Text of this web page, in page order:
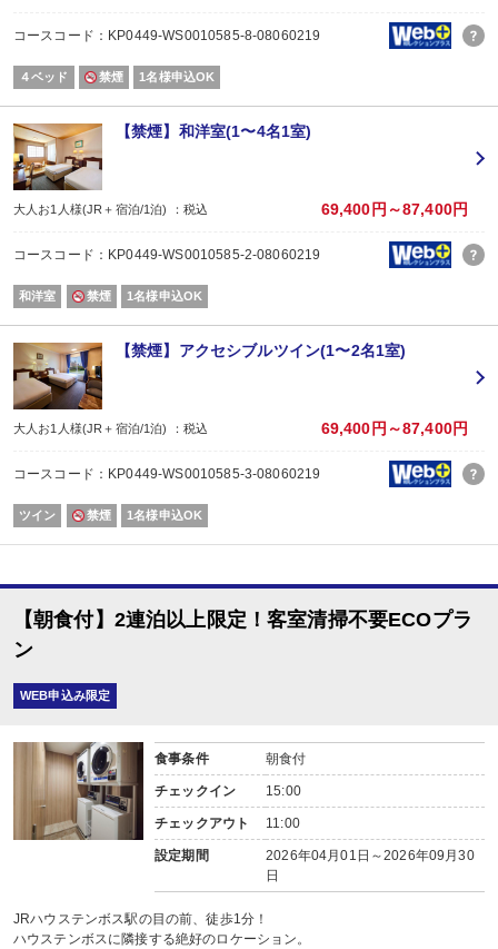
コースコード：KP0449-WS0010585-8-08060219
４ベッド 禁煙 1名様申込OK
【禁煙】和洋室(1〜4名1室)
大人お1人様(JR＋宿泊/1泊) ：税込 69,400円～87,400円
コースコード：KP0449-WS0010585-2-08060219
和洋室 禁煙 1名様申込OK
【禁煙】アクセシブルツイン(1〜2名1室)
大人お1人様(JR＋宿泊/1泊) ：税込 69,400円～87,400円
コースコード：KP0449-WS0010585-3-08060219
ツイン 禁煙 1名様申込OK
【朝食付】2連泊以上限定！客室清掃不要ECOプラ
ン
WEB申込み限定
食事条件 朝食付
チェックイン 15:00
チェックアウト 11:00
設定期間
2026年04月01日～2026年09月30
日
JRハウステンボス駅の目の前、徒歩1分！
ハウステンボスに隣接する絶好のロケーション。